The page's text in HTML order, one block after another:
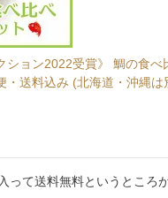
ション2022受賞》 鯛の食べ
・送料込み (北海道・沖縄は
って送料無料というところ